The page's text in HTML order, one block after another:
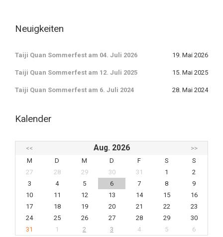
Neuigkeiten
Taiji Quan Sommerfest am 04. Juli 2026 19. Mai 2026
Taiji Quan Sommerfest am 12. Juli 2025 15. Mai 2025
Taiji Quan Sommerfest am 6. Juli 2024 28. Mai 2024
Kalender
<< Aug. 2026
>>
M
D M D F S
S
27
28 29 30 31 1
2
3
4 5 6 7 8
9
10
11 12 13 14 15
16
17
18 19 20 21 22
23
24
25 26 27 28 29
30
31
1 2 3 4 5
6